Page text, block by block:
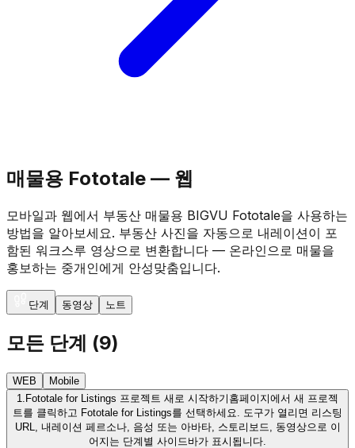
매물용 Fototale — 웹
모바일과 웹에서 부동산 매물용 BIGVU Fototale을 사용하는
방법을 알아보세요. 부동산 사진을 자동으로 내레이션이 포
함된 워크스루 영상으로 변환합니다 — 온라인으로 매물을
홍보하는 중개인에게 안성맞춤입니다.
단계 동영상 노트
모든 단계 (9)
WEB
Mobile
1. Fototale for Listings 프로젝트 새로 시작하기 홈페이지에서 새 프로젝
트를 클릭하고 Fototale for Listings를 선택하세요. 도구가 열리면 리스팅
URL, 내레이션 페르소나, 음성 또는 아바타, 스토리보드, 동영상으로 이
어지는 단계별 사이드바가 표시됩니다.